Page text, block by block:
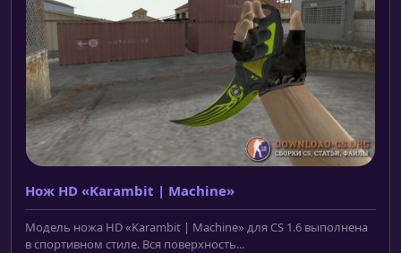
Нож HD «Karambit | Machine»
Модель ножа HD «Karambit | Machine» для CS 1.6 выполнена
в спортивном стиле. Вся поверхность...